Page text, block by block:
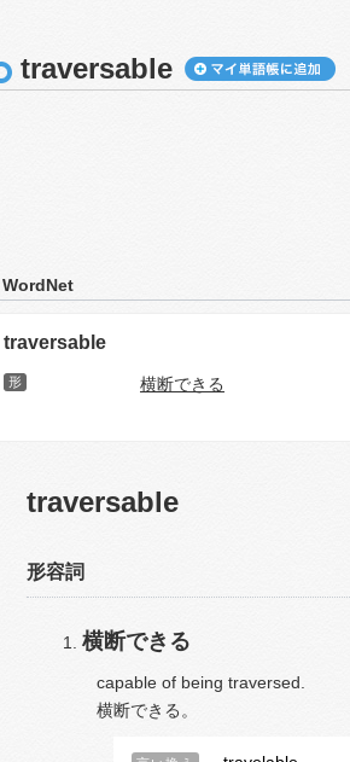
traversable
WordNet
traversable
形 横断できる
traversable
形容詞
横断できる
capable of being traversed.
横断できる。